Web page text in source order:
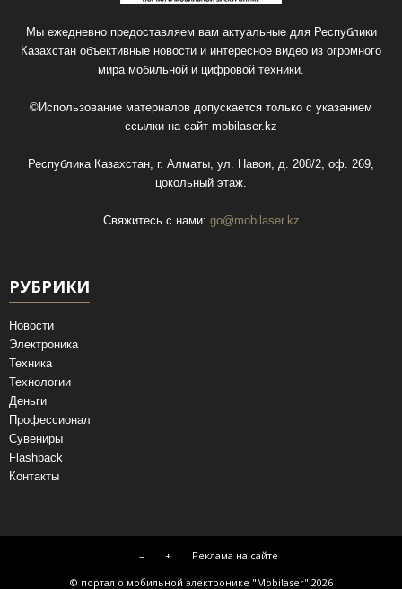
Мы ежедневно предоставляем вам актуальные для Республики
Казахстан объективные новости и интересное видео из огромного
мира мобильной и цифровой техники.
©Использование материалов допускается только с указанием
ссылки на сайт mobilaser.kz
Республика Казахстан, г. Алматы, ул. Навои, д. 208/2, оф. 269,
цокольный этаж.
Свяжитесь с нами: go@mobilaser.kz
РУБРИКИ
Новости
Электроника
Техника
Технологии
Деньги
Профессионал
Сувениры
Flashback
Контакты
– +
Реклама на сайте
© портал о мобильной электронике "Mobilaser" 2026